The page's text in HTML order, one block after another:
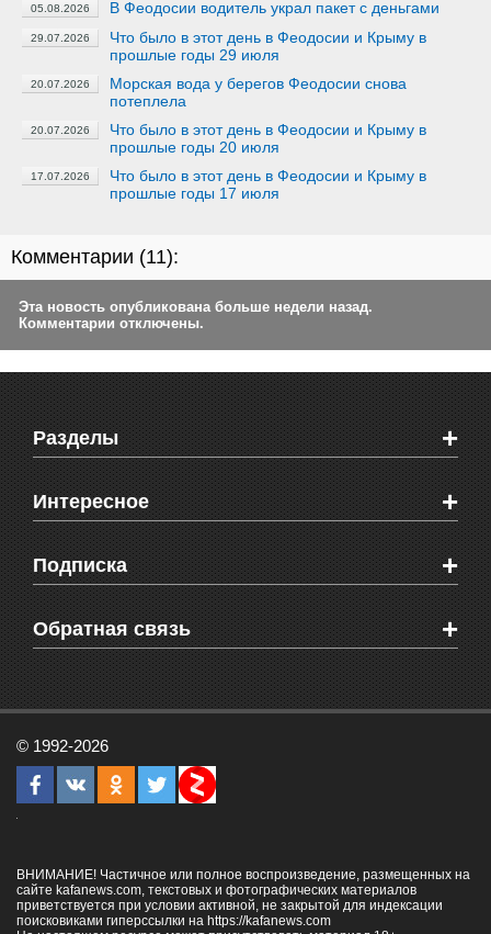
05.08.2026 В Феодосии водитель украл пакет с деньгами
29.07.2026
Что было в этот день в Феодосии и Крыму в
прошлые годы 29 июля
20.07.2026
Морская вода у берегов Феодосии снова
потеплела
20.07.2026
Что было в этот день в Феодосии и Крыму в
прошлые годы 20 июля
17.07.2026
Что было в этот день в Феодосии и Крыму в
прошлые годы 17 июля
Комментарии (11):
Эта новость опубликована больше недели назад.
Комментарии отключены.
Разделы +
Новости Феодосии
Новости Крыма
Мировые новости
Объявления
Здоровье
СМС мнения читателей
Интересное +
Видео о Феодосии
Веб-камеры Феодосии
Блоги феодосийцев
Школы Феодосии
Подписка +
Печатная версия газеты "Кафа"
RSS
Обратная связь +
Рекламодателям
Контактная информация
© 1992-2026
ВНИМАНИЕ! Частичное или полное воспроизведение, размещенных на
сайте kafanews.com, текстовых и фотографических материалов
приветствуется при условии активной, не закрытой для индексации
поисковиками гиперссылки на https://kafanews.com